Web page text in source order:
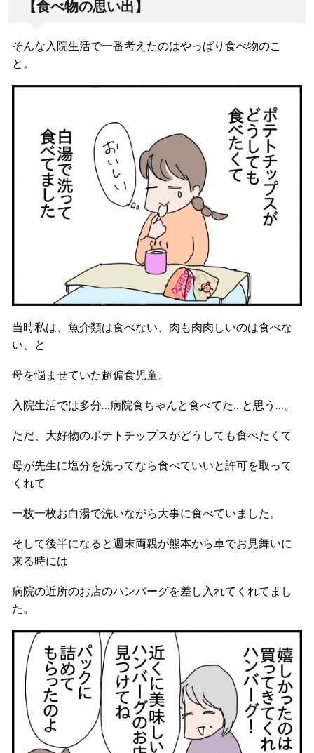
【食べ物の思い出】
そんな入院生活で一番考えたのはやっぱり食べ物のこ
と。
当時私は、魚介類は食べない、肉も肉肉しいのは食べな
い、と
母を悩ませていた超偏食児童。
入院生活では多分…病院食ちゃんと食べてた…と思う…。
ただ、大好物のポテトチップスがどうしても食べたくて
母が先生に塩分を洗ってなら食べていいと許可を取って
くれて
一枚一枚お白湯で洗いながら大事に食べていました。
そして後半になると週末両親が熊本から車でお見舞いに
来る時には
病院の近所のお店のハンバーグを差し入れてくれてまし
た。